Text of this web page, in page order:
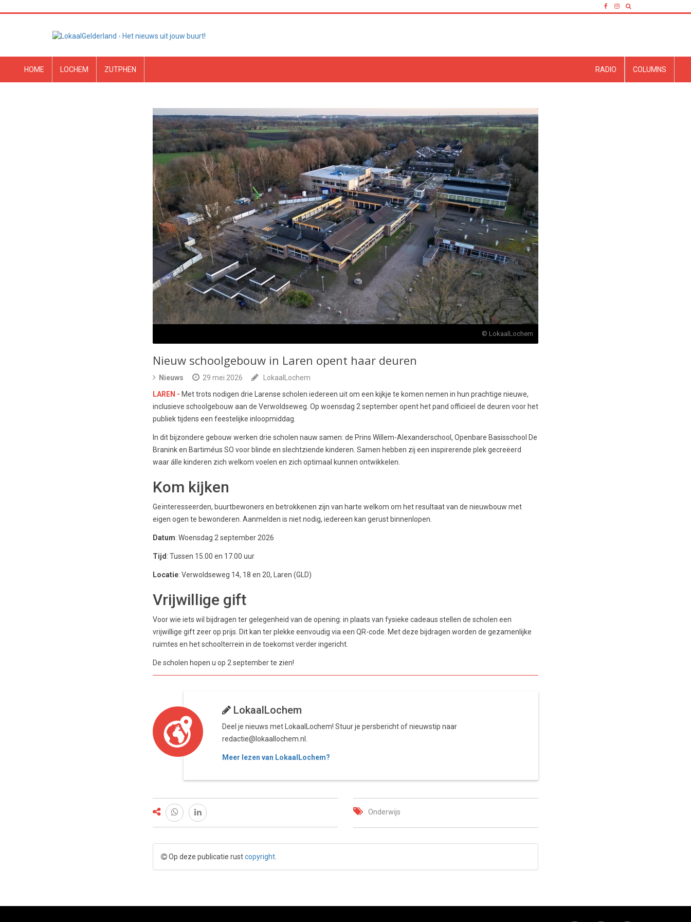
HOME LOCHEM ZUTPHEN COLUMNS
RADIO
© LokaalLochem
Nieuw schoolgebouw in Laren opent haar deuren
Nieuws 29 mei 2026
LokaalLochem
LAREN - Met trots nodigen drie Larense scholen iedereen uit om een kijkje te komen nemen in hun prachtige nieuwe,
inclusieve schoolgebouw aan de Verwoldseweg. Op woensdag 2 september opent het pand officieel de deuren voor het
publiek tijdens een feestelijke inloopmiddag.
In dit bijzondere gebouw werken drie scholen nauw samen: de Prins Willem-Alexanderschool, Openbare Basisschool De
Branink en Bartiméus SO voor blinde en slechtziende kinderen. Samen hebben zij een inspirerende plek gecreëerd
waar álle kinderen zich welkom voelen en zich optimaal kunnen ontwikkelen.
Kom kijken
Geïnteresseerden, buurtbewoners en betrokkenen zijn van harte welkom om het resultaat van de nieuwbouw met
eigen ogen te bewonderen. Aanmelden is niet nodig, iedereen kan gerust binnenlopen.
Datum: Woensdag 2 september 2026
Tijd : Tussen 15.00 en 17.00 uur
Locatie: Verwoldseweg 14, 18 en 20, Laren (GLD)
Vrijwillige gift
Voor wie iets wil bijdragen ter gelegenheid van de opening: in plaats van fysieke cadeaus stellen de scholen een
vrijwillige gift zeer op prijs. Dit kan ter plekke eenvoudig via een QR-code. Met deze bijdragen worden de gezamenlijke
ruimtes en het schoolterrein in de toekomst verder ingericht.
De scholen hopen u op 2 september te zien!
LokaalLochem
Deel je nieuws met LokaalLochem! Stuur je persbericht of nieuwstip naar
redactie@lokaallochem.nl.
Meer lezen van LokaalLochem?
Onderwijs
Op deze publicatie rustcopyright